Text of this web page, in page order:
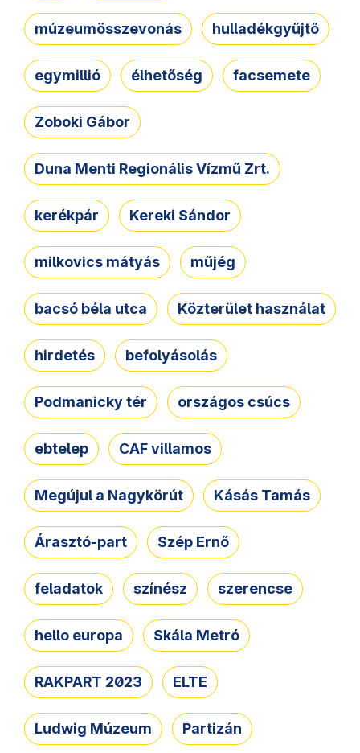
múzeumösszevonás hulladékgyűjtő
egymillió élhetőség facsemete
Zoboki Gábor
Duna Menti Regionális Vízmű Zrt.
kerékpár Kereki Sándor
milkovics mátyás műjég
bacsó béla utca Közterület használat
hirdetés befolyásolás
Podmanicky tér országos csúcs
ebtelep CAF villamos
Megújul a Nagykörút Kásás Tamás
Árasztó-part Szép Ernő
feladatok színész szerencse
hello europa Skála Metró
RAKPART 2023 ELTE
Ludwig Múzeum Partizán